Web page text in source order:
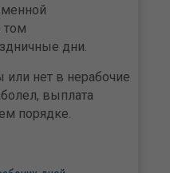
том
дни.
или нет в нерабочие
выплата
порядке.